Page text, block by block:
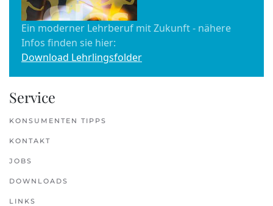
Ein moderner Lehrberuf mit Zukunft - nähere
Infos finden sie hier:
Download Lehrlingsfolder
Service
KONSUMENTEN TIPPS
KONTAKT
JOBS
DOWNLOADS
LINKS